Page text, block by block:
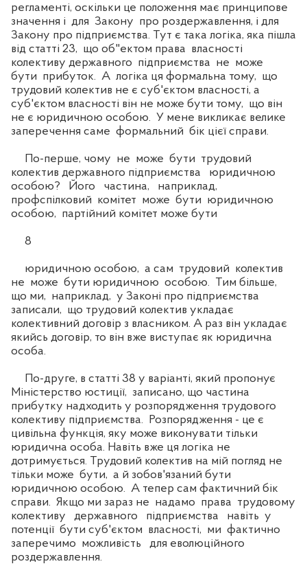
регламенті, оскільки це положення має принципове
значення і для Закону про роздержавлення, і для
Закону про підприємства. Тут є така логіка, яка пішла
від статті 23, що об"ектом права власності
колективу державного підприємства не може
бути прибуток. А логіка ця формальна тому, що
трудовий колектив не є суб'єктом власності, а
суб'єктом власності він не може бути тому, що він
не є юридичною особою. У мене викликає велике
заперечення саме формальний бік цієї справи.
По-перше, чому не може бути трудовий
колектив державного підприємства юридичною
особою? Його частина, наприклад,
профспілковий комітет може бути юридичною
особою, партійний комітет може бути
8
юридичною особою, а сам трудовий колектив
не може бути юридичною особою. Тим більше,
що ми, наприклад, у Законі про підприємства
записали, що трудовий колектив укладає
колективний договір з власником. А раз він укладає
якийсь договір, то він вже виступає як юридична
особа.
По-друге, в статті 38 у варіанті, який пропонує
Міністерство юстиції, записано, що частина
прибутку надходить у розпорядження трудового
колективу підприємства. Розпорядження - це є
цивільна функція, яку може виконувати тільки
юридична особа. Навіть вже ця логіка не
дотримується. Трудовий колектив на мій погляд не
тільки може бути, а й зобов'язаний бути
юридичною особою. А тепер сам фактичний бік
справи. Якщо ми зараз не надамо права трудовому
колективу державного підприємства навіть у
потенції бути суб'єктом власності, ми фактично
заперечимо можливість для еволюційного
роздержавлення.